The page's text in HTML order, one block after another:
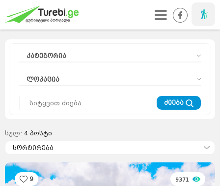
მოგზაური
კატეგორია
კურორტები
მთა
მსოფლიო
ლოკაცია
ძიება
სულ: 4 პოსტი
სორტირება
9 9371